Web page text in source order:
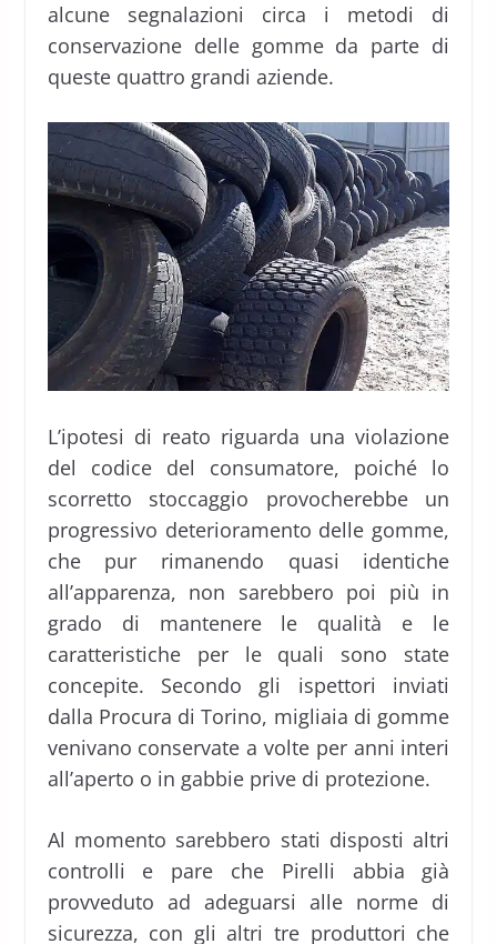
alcune segnalazioni circa i metodi di
conservazione delle gomme da parte di
queste quattro grandi aziende.
L’ipotesi di reato riguarda una violazione
del codice del consumatore, poiché lo
scorretto stoccaggio provocherebbe un
progressivo deterioramento delle gomme,
che pur rimanendo quasi identiche
all’apparenza, non sarebbero poi più in
grado di mantenere le qualità e le
caratteristiche per le quali sono state
concepite. Secondo gli ispettori inviati
dalla Procura di Torino, migliaia di gomme
venivano conservate a volte per anni interi
all’aperto o in gabbie prive di protezione.
Al momento sarebbero stati disposti altri
controlli e pare che Pirelli abbia già
provveduto ad adeguarsi alle norme di
sicurezza, con gli altri tre produttori che